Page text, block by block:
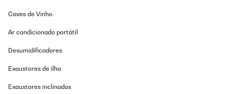
Caves de Vinho
Ar condicionado portátil
Desumidificadores
Exaustores de ilha
Exaustores inclinados